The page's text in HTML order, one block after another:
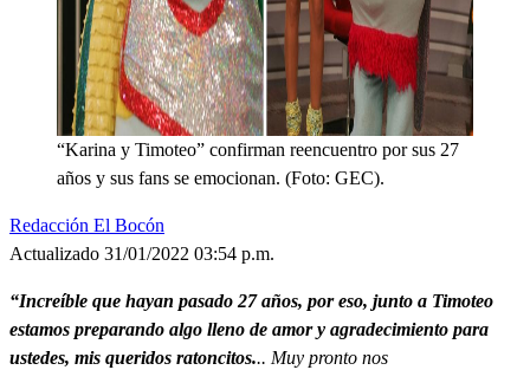
“Karina y Timoteo” confirman reencuentro por sus 27
años y sus fans se emocionan. (Foto: GEC).
Redacción El Bocón
Actualizado 31/01/2022 03:54 p.m.
“Increíble que hayan pasado 27 años, por eso, junto a Timoteo
estamos preparando algo lleno de amor y agradecimiento para
ustedes, mis queridos ratoncitos... Muy pronto nos